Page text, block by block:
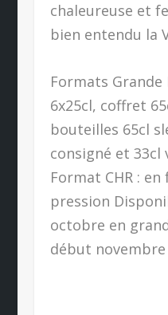
chaleureuse et
bien entendu la
Formats
6x25cl, coffret
bouteilles 65cl
consigné et 33cl
Format CHR :
pression
octobre en
début novembre